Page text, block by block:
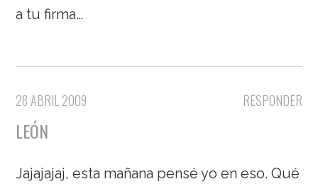
a tu firma…
RESPONDER
28 ABRIL 2009
LEÓN
Jajajajaj, esta mañana pensé yo en eso. Qué